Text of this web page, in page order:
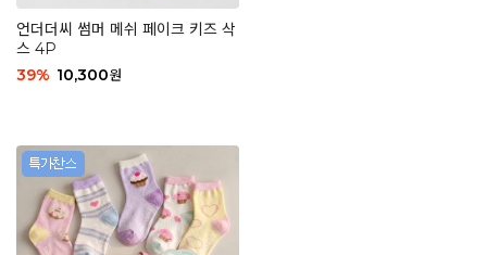
언더더씨 썸머 메쉬 페이크 키즈 삭
스 4P
39% 10,300원